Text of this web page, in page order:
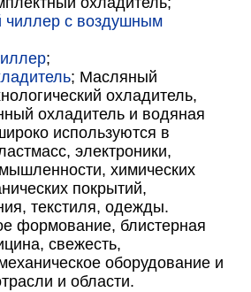
с воздушным
;
; Масляный
охладитель,
охладитель и водяная
используются в
электроники,
химических
покрытий,
текстиля, одежды.
формование, блистерная
свежесть,
оборудование и
и области.